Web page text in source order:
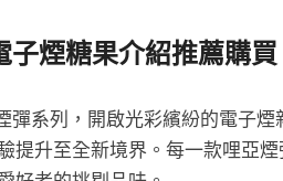
子煙糖果介紹推薦購買
彈系列，開啟光彩繽紛的電子
提升至全新境界。每一款哩亞